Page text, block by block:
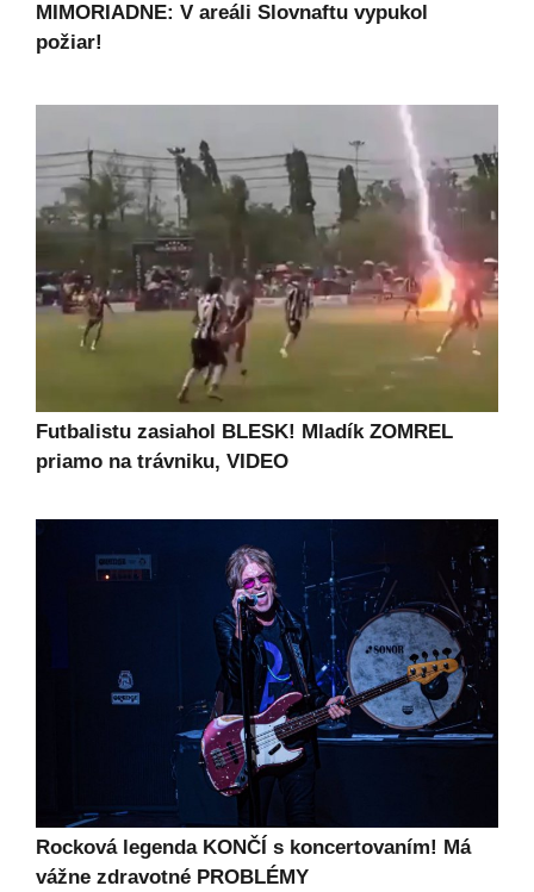
MIMORIADNE: V areáli Slovnaftu vypukol
požiar!
Futbalistu zasiahol BLESK! Mladík ZOMREL
priamo na trávniku, VIDEO
Rocková legenda KONČÍ s koncertovaním! Má
vážne zdravotné PROBLÉMY